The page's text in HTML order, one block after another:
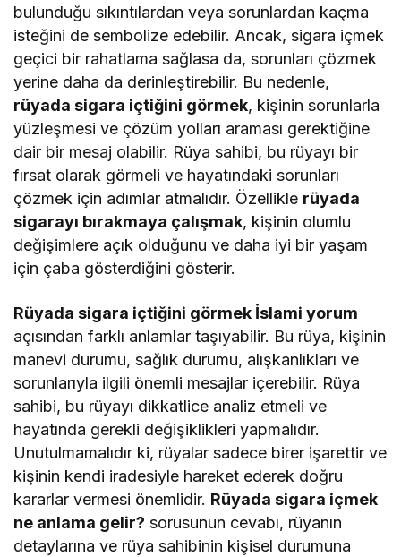
bulunduğu sıkıntılardan veya sorunlardan kaçma
isteğini de sembolize edebilir. Ancak, sigara içmek
geçici bir rahatlama sağlasa da, sorunları çözmek
yerine daha da derinleştirebilir. Bu nedenle,
rüyada sigara içtiğini görmek, kişinin sorunlarla
yüzleşmesi ve çözüm yolları araması gerektiğine
dair bir mesaj olabilir. Rüya sahibi, bu rüyayı bir
fırsat olarak görmeli ve hayatındaki sorunları
çözmek için adımlar atmalıdır. Özellikle rüyada
sigarayı bırakmaya çalışmak, kişinin olumlu
değişimlere açık olduğunu ve daha iyi bir yaşam
için çaba gösterdiğini gösterir.
Rüyada sigara içtiğini görmek İslami yorum
açısından farklı anlamlar taşıyabilir. Bu rüya, kişinin
manevi durumu, sağlık durumu, alışkanlıkları ve
sorunlarıyla ilgili önemli mesajlar içerebilir. Rüya
sahibi, bu rüyayı dikkatlice analiz etmeli ve
hayatında gerekli değişiklikleri yapmalıdır.
Unutulmamalıdır ki, rüyalar sadece birer işarettir ve
kişinin kendi iradesiyle hareket ederek doğru
kararlar vermesi önemlidir. Rüyada sigara içmek
ne anlama gelir? sorusunun cevabı, rüyanın
detaylarına ve rüya sahibinin kişisel durumuna